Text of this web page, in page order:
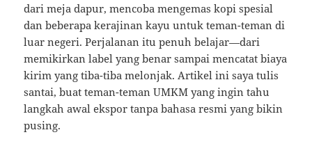
dari meja dapur, mencoba mengemas kopi spesial
dan beberapa kerajinan kayu untuk teman-teman di
luar negeri. Perjalanan itu penuh belajar—dari
memikirkan label yang benar sampai mencatat biaya
kirim yang tiba-tiba melonjak. Artikel ini saya tulis
santai, buat teman-teman UMKM yang ingin tahu
langkah awal ekspor tanpa bahasa resmi yang bikin
pusing.